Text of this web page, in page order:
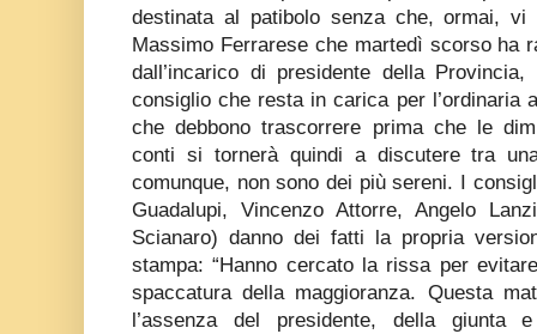
destinata al patibolo senza che, ormai,
Massimo Ferrarese che martedì scorso ha
dall’incarico di presidente della
consiglio che resta in carica per l’ordinaria
che debbono trascorrere prima che le
conti si tornerà quindi a discutere tra
comunque, non sono dei più sereni. I
Guadalupi, Vincenzo Attorre, Angelo
Scianaro) danno dei fatti la propria
stampa: “Hanno cercato la rissa per
spaccatura della maggioranza. Questa
l’assenza del presidente, della giunta